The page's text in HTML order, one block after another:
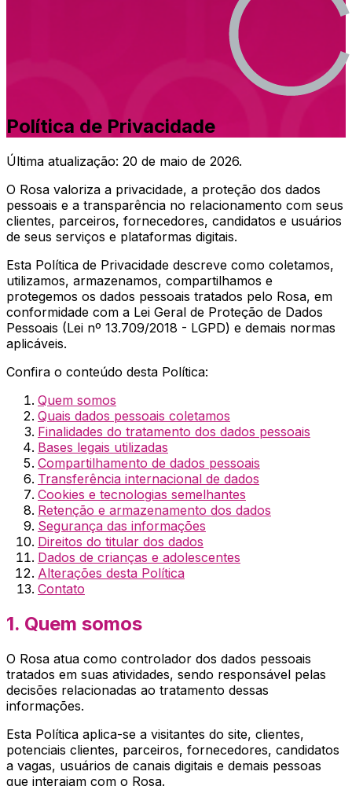
Política de Privacidade
Última atualização: 20 de maio de 2026.
O Rosa valoriza a privacidade, a proteção dos dados
pessoais e a transparência no relacionamento com seus
clientes, parceiros, fornecedores, candidatos e usuários
de seus serviços e plataformas digitais.
Esta Política de Privacidade descreve como coletamos,
utilizamos, armazenamos, compartilhamos e
protegemos os dados pessoais tratados pelo Rosa, em
conformidade com a Lei Geral de Proteção de Dados
Pessoais (Lei nº 13.709/2018 - LGPD) e demais normas
aplicáveis.
Confira o conteúdo desta Política:
Quem somos
Quais dados pessoais coletamos
Finalidades do tratamento dos dados pessoais
Bases legais utilizadas
Compartilhamento de dados pessoais
Transferência internacional de dados
Cookies e tecnologias semelhantes
Retenção e armazenamento dos dados
Segurança das informações
Direitos do titular dos dados
Dados de crianças e adolescentes
Alterações desta Política
Contato
1. Quem somos
O Rosa atua como controlador dos dados pessoais
tratados em suas atividades, sendo responsável pelas
decisões relacionadas ao tratamento dessas
informações.
Esta Política aplica-se a visitantes do site, clientes,
potenciais clientes, parceiros, fornecedores, candidatos
a vagas, usuários de canais digitais e demais pessoas
que interajam com o Rosa.